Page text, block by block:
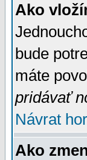
Ako
bude
máte
pridávať
Návrat
Ako